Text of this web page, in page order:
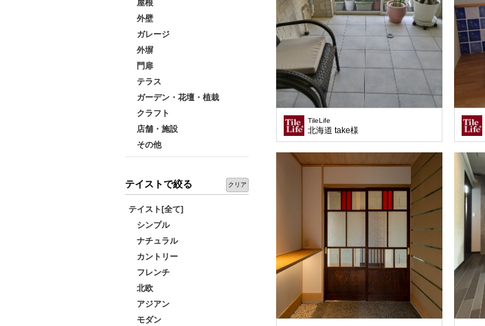
屋根
外壁
ガレージ
外塀
門扉
テラス
ガーデン・花壇・植栽
クラフト
店舗・施設
その他
テイストで絞る クリア
テイスト[全て]
シンプル
ナチュラル
カントリー
フレンチ
北欧
アジアン
モダン
TileLife
北海道 take様